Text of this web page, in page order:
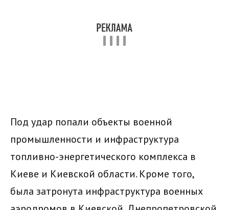
Под удар попали объекты военной
промышленности и инфраструктура
топливно-энергетического комплекса в
Киеве и Киевской области. Кроме того,
была затронута инфраструктура военных